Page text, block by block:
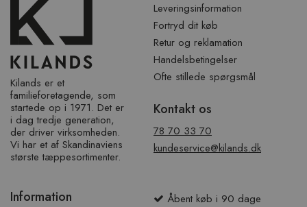
Kilands er et
familieforetagende, som
startede op i 1971. Det er
i dag tredje generation,
der driver virksomheden.
Vi har et af ​​Skandinaviens
største tæppesortimenter.
Leveringsinformation
Fortryd dit køb
Retur og reklamation
Handelsbetingelser
Ofte stillede spørgsmål
Kontakt os
78 70 33 70
kundeservice@kilands.dk
Information
Åbent køb i 90 dage